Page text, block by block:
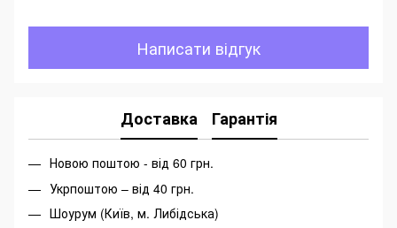
Написати відгук
Доставка Гарантія
Новою поштою - від 60 грн.
Укрпоштою – від 40 грн.
Шоурум (Київ, м. Либідська)